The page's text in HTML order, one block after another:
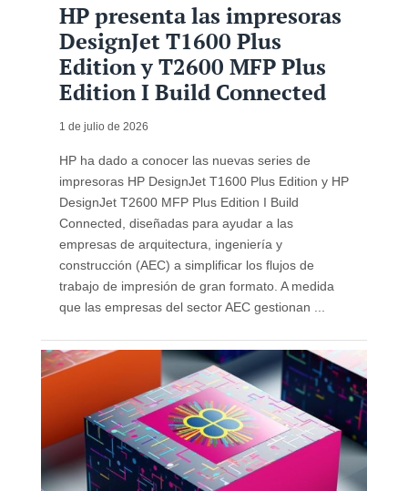
HP presenta las impresoras
DesignJet T1600 Plus
Edition y T2600 MFP Plus
Edition I Build Connected
1 de julio de 2026
HP ha dado a conocer las nuevas series de
impresoras HP DesignJet T1600 Plus Edition y HP
DesignJet T2600 MFP Plus Edition I Build
Connected, diseñadas para ayudar a las
empresas de arquitectura, ingeniería y
construcción (AEC) a simplificar los flujos de
trabajo de impresión de gran formato. A medida
que las empresas del sector AEC gestionan ...